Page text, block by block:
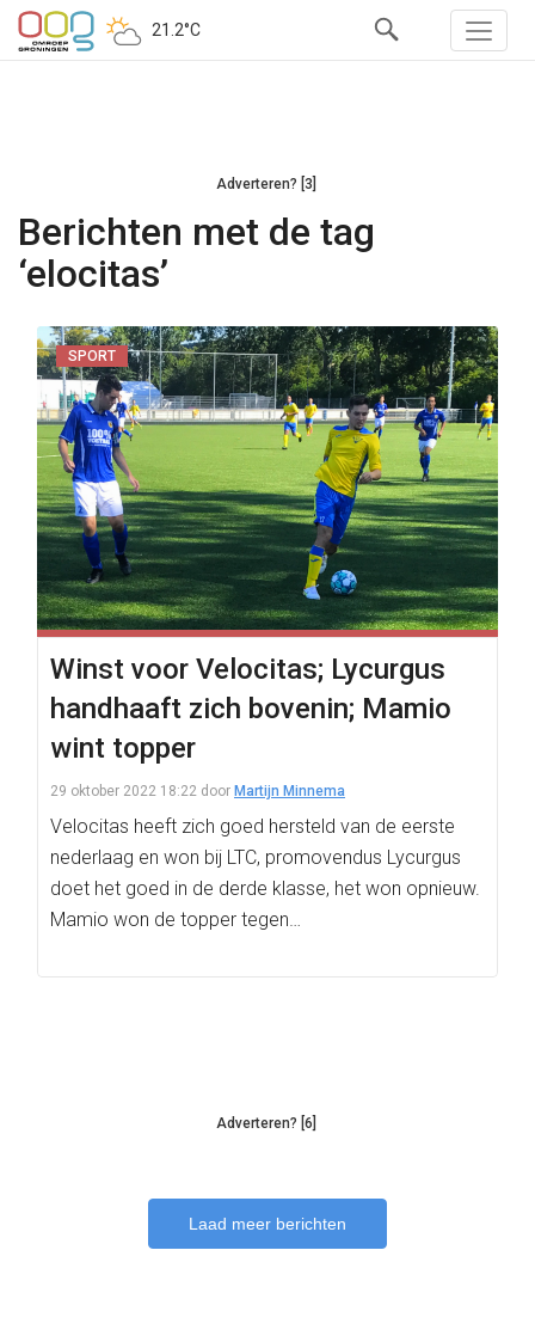
21.2°C
Adverteren? [3]
Berichten met de tag
‘elocitas’
SPORT
Winst voor Velocitas; Lycurgus
handhaaft zich bovenin; Mamio
wint topper
29 oktober 2022 18:22 door Martijn Minnema
Velocitas heeft zich goed hersteld van de eerste
nederlaag en won bij LTC, promovendus Lycurgus
doet het goed in de derde klasse, het won opnieuw.
Mamio won de topper tegen…
Adverteren? [6]
Laad meer berichten